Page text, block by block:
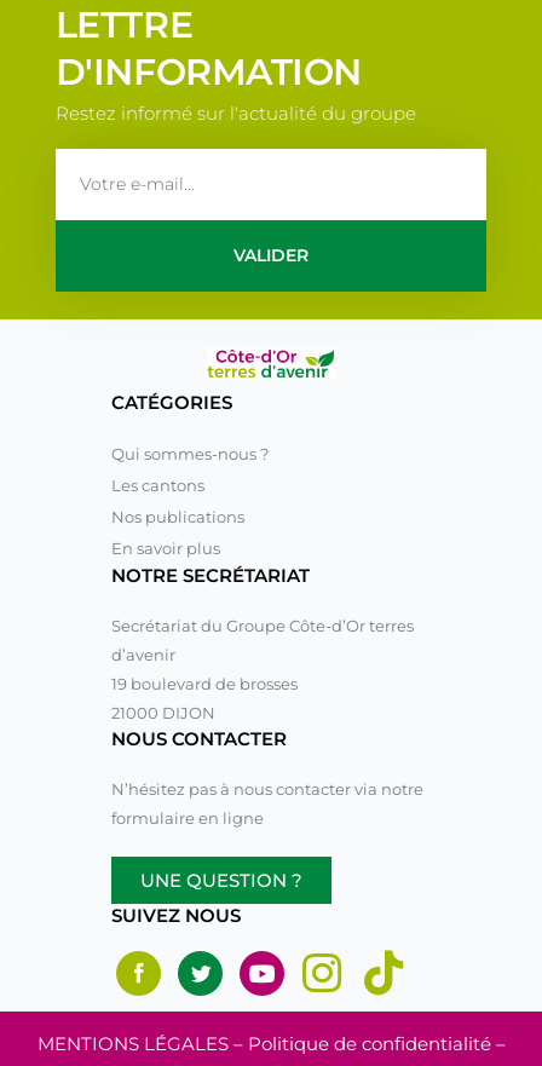
LETTRE
D'INFORMATION
Restez informé sur l'actualité du groupe
VALIDER
CATÉGORIES
Qui sommes-nous ?
Les cantons
Nos publications
En savoir plus
NOTRE SECRÉTARIAT
Secrétariat du Groupe Côte-d’Or terres
d’avenir
19 boulevard de brosses
21000 DIJON
NOUS CONTACTER
N’hésitez pas à nous contacter via notre
formulaire en ligne
UNE QUESTION ?
SUIVEZ NOUS
MENTIONS LÉGALES– Politique de confidentialité –